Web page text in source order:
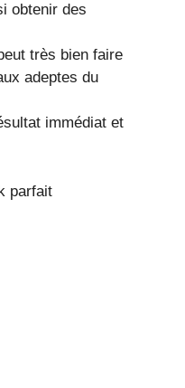
obtenir des
très bien faire
adeptes du
immédiat et
parfait